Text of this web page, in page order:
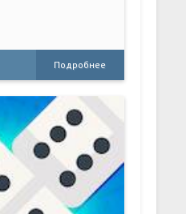
Подробнее